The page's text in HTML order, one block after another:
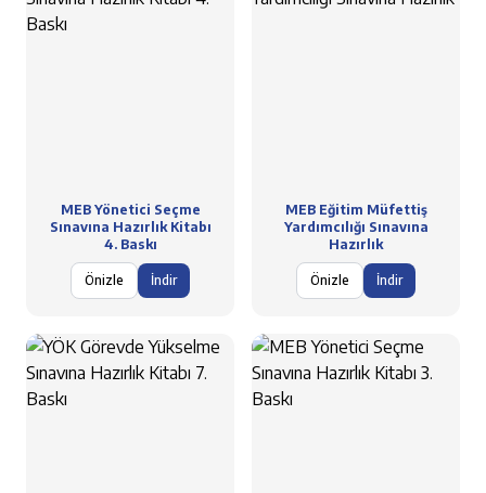
MEB Yönetici Seçme
Sınavına Hazırlık Kitabı
4. Baskı
Önizle İndir
MEB Eğitim Müfettiş
Yardımcılığı Sınavına
Hazırlık
Önizle İndir